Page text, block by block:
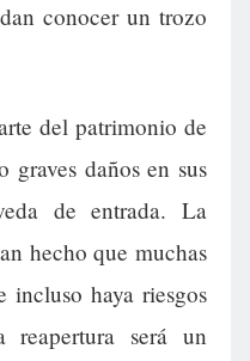
conocer un trozo
del patrimonio de
daños en sus
de entrada. La
hecho que muchas
incluso haya riesgos
reapertura será un